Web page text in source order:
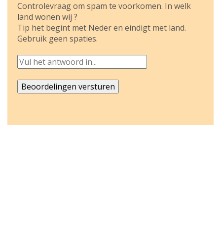
Controlevraag om spam te voorkomen. In welk
land wonen wij ?
Tip het begint met Neder en eindigt met land.
Gebruik geen spaties.